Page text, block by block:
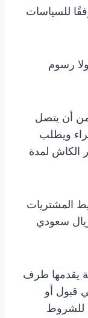
للسياسات
رسوم
من أن يتصل
ويطلب
الكاش لمدة
المشتريات
تقل قيمة فاتورته عن 1500 ريال سعودي
يقدمها طرف
قبول أو
للشروط